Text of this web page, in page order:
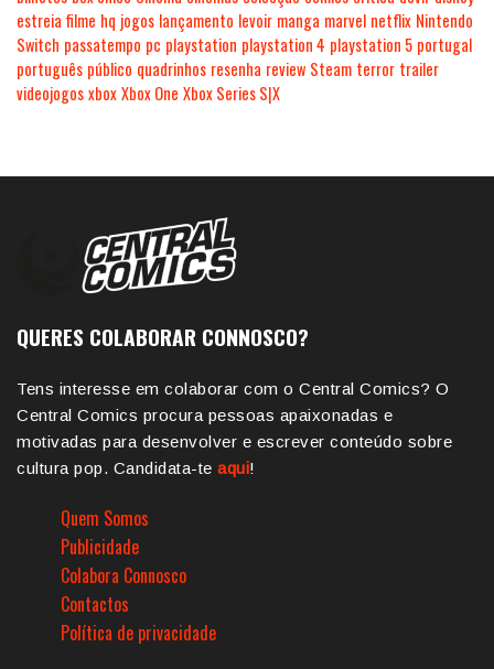
estreia filme hq jogos lançamento levoir manga marvel netflix Nintendo
Switch passatempo pc playstation playstation 4 playstation 5 portugal
português público quadrinhos resenha review Steam terror trailer
videojogosxboxXbox One Xbox Series S|X
QUERES COLABORAR CONNOSCO?
Tens interesse em colaborar com o Central Comics? O
Central Comics procura pessoas apaixonadas e
motivadas para desenvolver e escrever conteúdo sobre
cultura pop. Candidata-te aqui!
Quem Somos
Publicidade
Colabora Connosco
Contactos
Política de privacidade